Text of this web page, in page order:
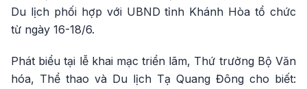
Du lịch phối hợp với UBND tỉnh Khánh Hòa tổ chức
từ ngày 16-18/6.
Phát biểu tại lễ khai mạc triển lãm, Thứ trưởng Bộ Văn
hóa, Thể thao và Du lịch Tạ Quang Đông cho biết: